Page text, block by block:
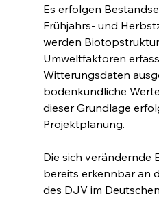
Es erfolgen
Frühjahrs- und
werden
Umweltfaktoren
Witterungsdaten
bodenkundliche
dieser Grundlage
Projektplanung.
Die sich verändernde
bereits erkennbar an
des DJV im